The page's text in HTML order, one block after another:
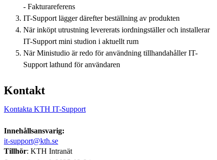
- Fakturareferens
IT-Support lägger därefter beställning av produkten
När inköpt utrustning levererats iordningställer och installerar
IT-Support mini studion i aktuellt rum
När Ministudio är redo för användning tillhandahåller IT-
Support lathund för användaren
Kontakt
Kontakta KTH IT-Support
Innehållsansvarig:
it-support@kth.se
Tillhör: KTH Intranät